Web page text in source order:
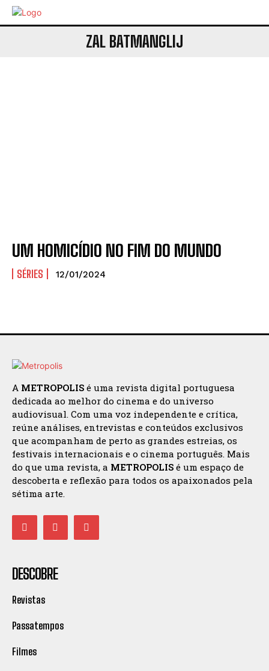
ZAL BATMANGLIJ
UM HOMICÍDIO NO FIM DO MUNDO
SÉRIES 12/01/2024
A METROPOLIS é uma revista digital portuguesa
dedicada ao melhor do cinema e do universo
audiovisual. Com uma voz independente e crítica,
reúne análises, entrevistas e conteúdos exclusivos
que acompanham de perto as grandes estreias, os
festivais internacionais e o cinema português. Mais
do que uma revista, a METROPOLIS é um espaço de
descoberta e reflexão para todos os apaixonados pela
sétima arte.
DESCOBRE
Revistas
Passatempos
Filmes